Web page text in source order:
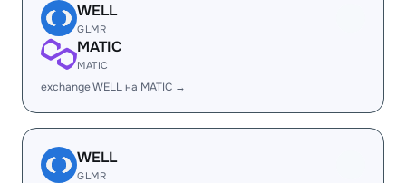
WELL
GLMR
MATIC
MATIC
exchange WELL на MATIC →
WELL
GLMR